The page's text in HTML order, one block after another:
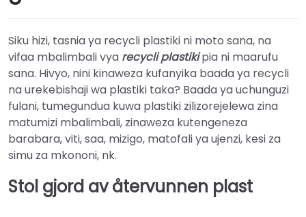
Siku hizi, tasnia ya recycli plastiki ni moto sana, na
vifaa mbalimbali vya recycli plastikipia ni maarufu
sana. Hivyo, nini kinaweza kufanyika baada ya recycli
na urekebishaji wa plastiki taka? Baada ya uchunguzi
fulani, tumegundua kuwa plastiki zilizorejelewa zina
matumizi mbalimbali, zinaweza kutengeneza
barabara, viti, saa, mizigo, matofali ya ujenzi, kesi za
simu za mkononi, nk.
Stol gjord av återvunnen plast